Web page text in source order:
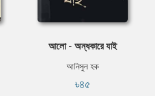
আলো - অন্ধকারে যাই
আনিসুল হক
৳৪৫